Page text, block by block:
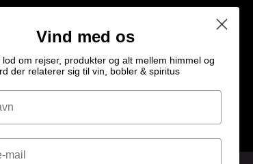
Vind med os
om rejser, produkter og alt mellem himmel og
der relaterer sig til vin, bobler & spiritus